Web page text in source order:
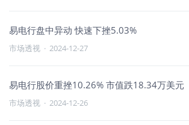
易电行盘中异动 快速下挫5.03%
市场透视 · 2024-12-27
易电行股价重挫10.26% 市值跌18.34万美元
市场透视 · 2024-12-26